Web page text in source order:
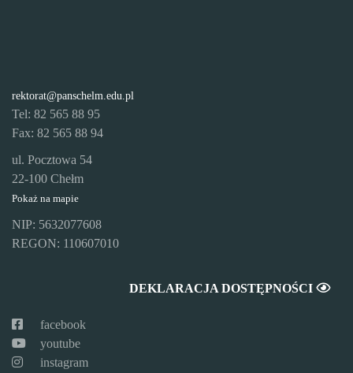
rektorat@panschelm.edu.pl
Tel: 82 565 88 95
Fax: 82 565 88 94
ul. Pocztowa 54
22-100 Chełm
Pokaż na mapie
NIP: 5632077608
REGON: 110607010
DEKLARACJA DOSTĘPNOŚCI
facebook
youtube
instagram